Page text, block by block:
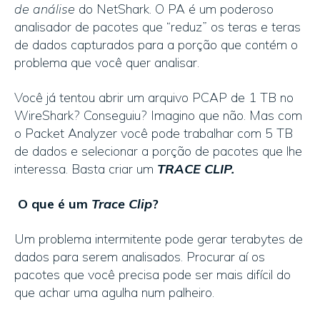
de análise do NetShark. O PA é um poderoso
analisador de pacotes que “reduz” os teras e teras
de dados capturados para a porção que contém o
problema que você quer analisar.
Você já tentou abrir um arquivo PCAP de 1 TB no
WireShark? Conseguiu? Imagino que não. Mas com
o Packet Analyzer você pode trabalhar com 5 TB
de dados e selecionar a porção de pacotes que lhe
interessa. Basta criar um TRACE CLIP.
O que é um Trace Clip?
Um problema intermitente pode gerar terabytes de
dados para serem analisados. Procurar aí os
pacotes que você precisa pode ser mais difícil do
que achar uma agulha num palheiro.